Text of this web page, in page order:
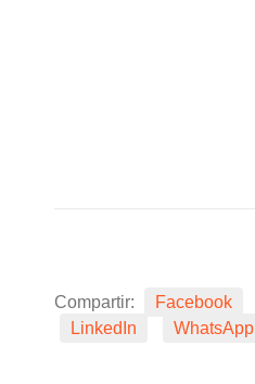
Compartir: Facebook
LinkedIn
WhatsApp